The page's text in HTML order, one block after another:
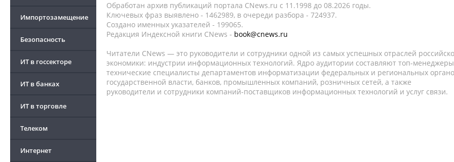
Импортозамещение
Безопасность
ИТ в госсекторе
ИТ в банках
ИТ в торговле
Телеком
Интернет
Обработан архив публикаций портала CNews.ru c 11.1998 до 08.2026 годы.
Ключевых фраз выявлено - 1462989, в очереди разбора - 724937.
Создано именных указателей - 199065.
Редакция Индексной книги CNews - book@cnews.ru
Читатели CNews — это руководители и сотрудники одной из самых успешных отраслей
экономики: индустрии информационных технологий. Ядро аудитории составляют топ-
технические специалисты департаментов информатизации федеральных и региональных
государственной власти, банков, промышленных компаний, розничных сетей, а также
руководители и сотрудники компаний-поставщиков информационных технологий и услуг связи.